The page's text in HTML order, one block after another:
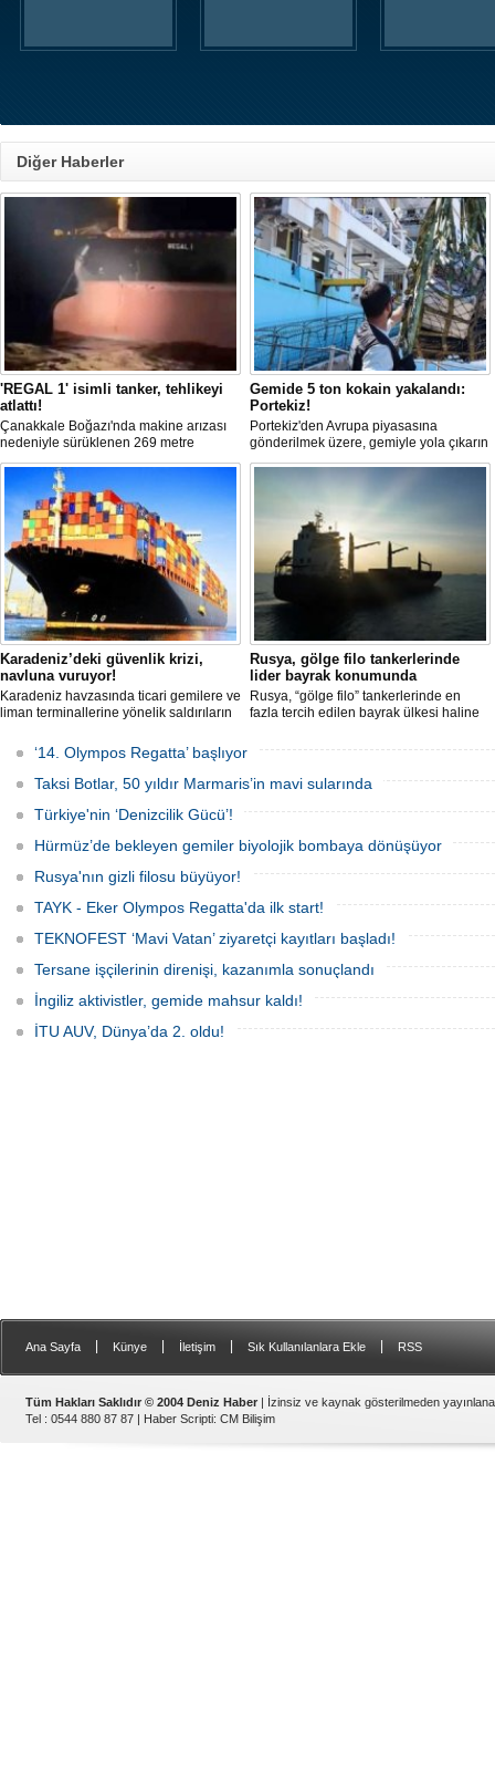
Diğer Haberler
'REGAL 1' isimli tanker, tehlikeyi
atlattı!
Çanakkale Boğazı'nda makine arızası
nedeniyle sürüklenen 269 metre
uzunluğundaki 'REGAL 1' isimli tanker,
römorkörler yardımıyla Şevketiye Demir
Sahası'na çekilerek kurtarıldı.
Gemide 5 ton kokain yakalandı:
Portekiz!
Portekiz'den Avrupa piyasasına
gönderilmek üzere, gemiyle yola çıkarın
5 ton kokain, Portekiz polisi ile Portekiz
operasyonuyla durduruldu. Operasyon
kapsamında, gemideki iki yabancı
uyruklu kişi bir gemi mürettebatı
gözaltına alındı.
Karadeniz’deki güvenlik krizi,
navluna vuruyor!
Karadeniz havzasında ticari gemilere ve
liman terminallerine yönelik saldırıların
sekteye uğrattı. Risk artışıyla birlikte
ortalama petrol tankeri maliyetleri 300
bin doları aşarken, savaş sigortası
primleri iki katına çıkarak navlun
fiyatlarında yüzde 50’yi geçen
Rusya, gölge filo tankerlerinde
lider bayrak konumunda
Rusya, “gölge filo” tankerlerinde en
fazla tercih edilen bayrak ülkesi haline
birlikte çok sayıda tanker Rus bayrağına
yaptırımlarının uygulanması açısından
‘14. Olympos Regatta’ başlıyor
Taksi Botlar, 50 yıldır Marmaris’in mavi sularında
Türkiye'nin ‘Denizcilik Gücü’!
Hürmüz’de bekleyen gemiler biyolojik bombaya dönüşüyor
Rusya'nın gizli filosu büyüyor!
TAYK - Eker Olympos Regatta'da ilk start!
TEKNOFEST ‘Mavi Vatan’ ziyaretçi kayıtları başladı!
Tersane işçilerinin direnişi, kazanımla sonuçlandı
İngiliz aktivistler, gemide mahsur kaldı!
İTU AUV, Dünya’da 2. oldu!
Ana Sayfa Künye İletişim Sık Kullanılanlara Ekle RSS
Tüm Hakları Saklıdır © 2004 Deniz Haber | İzinsiz ve kaynak gösterilmeden
Tel : 0544 880 87 87 | Haber Scripti: CM Bilişim